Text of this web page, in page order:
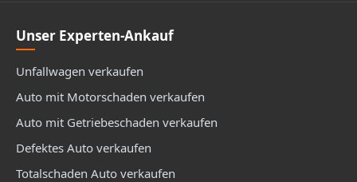
Unser Experten-Ankauf
Unfallwagen verkaufen
Auto mit Motorschaden verkaufen
Auto mit Getriebeschaden verkaufen
Defektes Auto verkaufen
Totalschaden Auto verkaufen